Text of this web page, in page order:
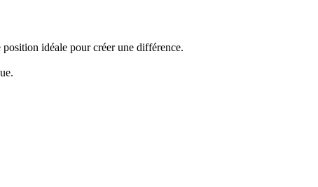
idéale pour créer une différence.